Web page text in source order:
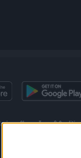
Class Terms &